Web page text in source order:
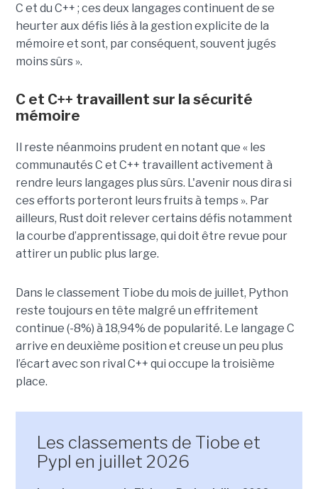
C et du C++ ; ces deux langages continuent de se
heurter aux défis liés à la gestion explicite de la
mémoire et sont, par conséquent, souvent jugés
moins sûrs ».
C et C++ travaillent sur la sécurité
mémoire
Il reste néanmoins prudent en notant que « les
communautés C et C++ travaillent activement à
rendre leurs langages plus sûrs. L'avenir nous dira si
ces efforts porteront leurs fruits à temps ». Par
ailleurs, Rust doit relever certains défis notamment
la courbe d’apprentissage, qui doit être revue pour
attirer un public plus large.
Dans le classement Tiobe du mois de juillet, Python
reste toujours en tête malgré un effritement
continue (-8%) à 18,94% de popularité. Le langage C
arrive en deuxième position et creuse un peu plus
l’écart avec son rival C++ qui occupe la troisième
place.
Les classements de Tiobe et
Pypl en juillet 2026